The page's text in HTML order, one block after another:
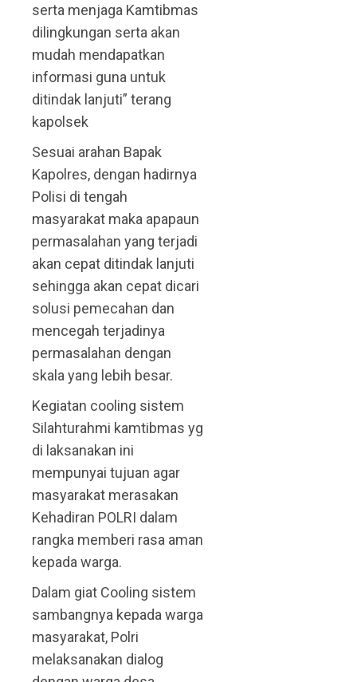
serta menjaga Kamtibmas
dilingkungan serta akan
mudah mendapatkan
informasi guna untuk
ditindak lanjuti” terang
kapolsek
Sesuai arahan Bapak
Kapolres, dengan hadirnya
Polisi di tengah
masyarakat maka apapaun
permasalahan yang terjadi
akan cepat ditindak lanjuti
sehingga akan cepat dicari
solusi pemecahan dan
mencegah terjadinya
permasalahan dengan
skala yang lebih besar.
Kegiatan cooling sistem
Silahturahmi kamtibmas yg
di laksanakan ini
mempunyai tujuan agar
masyarakat merasakan
Kehadiran POLRI dalam
rangka memberi rasa aman
kepada warga.
Dalam giat Cooling sistem
sambangnya kepada warga
masyarakat, Polri
melaksanakan dialog